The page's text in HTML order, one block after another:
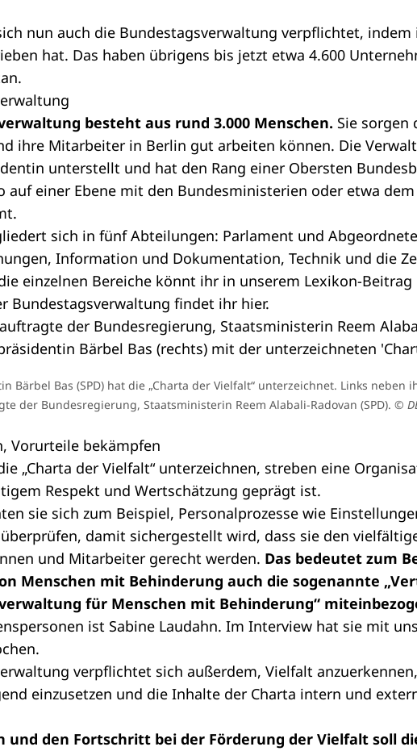
nun auch die Bundestagsverwaltung verpflichtet, indem
hat. Das haben übrigens bis jetzt etwa 4.600
besteht aus rund 3.000 Menschen. Sie sorgen
ihre Mitarbeiter in Berlin gut arbeiten können. Die
unterstellt und hat den Rang einer Obersten
auf einer Ebene mit den Bundesministerien oder etwa dem
sich in fünf Abteilungen: Parlament und
Information und Dokumentation, Technik und die
einzelnen Bereiche könnt ihr in unserem Lexikon-Beitrag
Bundestagsverwaltung findet ihr hier.
Bärbel Bas (SPD) hat die „Charta der Vielfalt“ unterzeichnet. Links neben
der Bundesregierung, Staatsministerin Reem Alabali-Radovan (SPD). ©
Vorurteile bekämpfen
„Charta der Vielfalt“ unterzeichnen, streben eine
Respekt und Wertschätzung geprägt ist.
sie sich zum Beispiel, Personalprozesse wie
damit sichergestellt wird, dass sie den
und Mitarbeiter gerecht werden. Das bedeutet zum
Menschen mit Behinderung auch die sogenannte
für Menschen mit Behinderung“
ist Sabine Laudahn. Im Interview hat sie mit
verpflichtet sich außerdem, Vielfalt
einzusetzen und die Inhalte der Charta intern und
und den Fortschritt bei der Förderung der Vielfalt soll